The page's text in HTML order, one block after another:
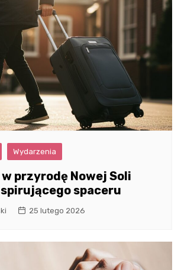
Wydarzenia
przyrodę Nowej Soli
spaceru
25 lutego 2026